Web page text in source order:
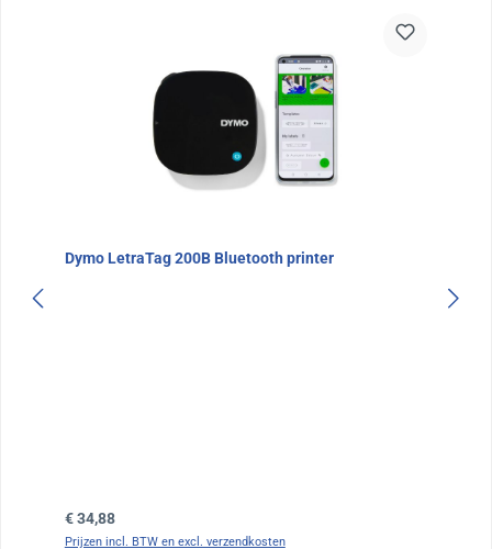
Dymo LetraTag 200B Bluetooth printer
Normale prijs:
€ 34,88
Prijzen incl. BTW en excl. verzendkosten